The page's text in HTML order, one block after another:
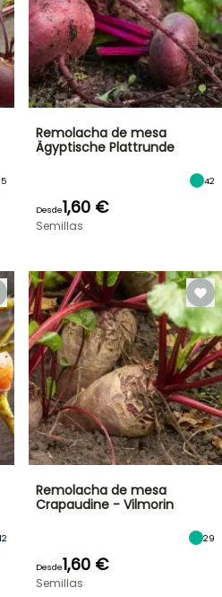
Remolacha de mesa
Ägyptische Plattrunde
42
Desde1,60 €
Semillas
12
Remolacha de mesa
Crapaudine - Vilmorin
29
Desde1,60 €
Semillas